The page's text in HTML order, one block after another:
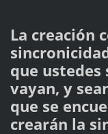
La creación
que ustedes
vayan, y
que se
crearán la